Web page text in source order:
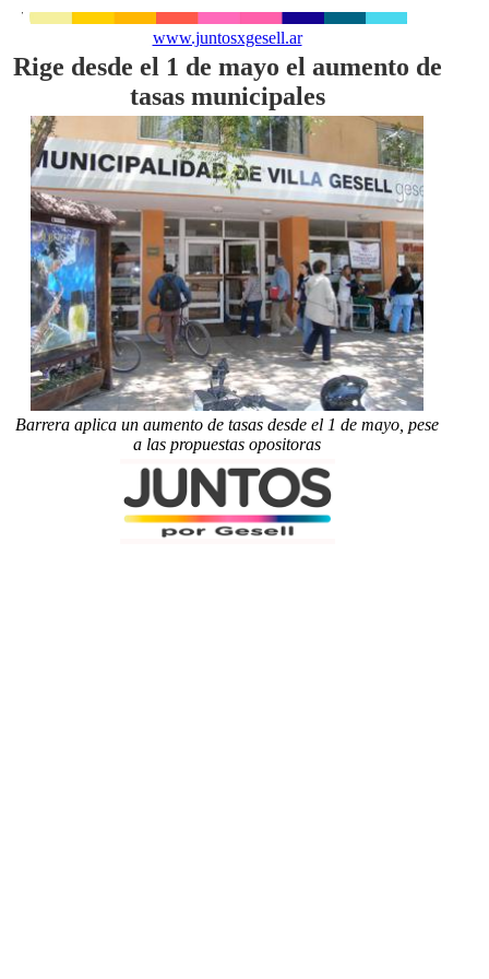
www.juntosxgesell.ar
Rige desde el 1 de mayo el aumento de
tasas municipales
Barrera aplica un aumento de tasas desde el 1 de mayo, pese
a las propuestas opositoras